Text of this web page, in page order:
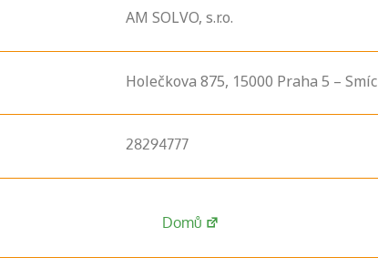
AM SOLVO, s.r.o.
Holečkova 875, 15000 Praha 5 –
28294777
Domů